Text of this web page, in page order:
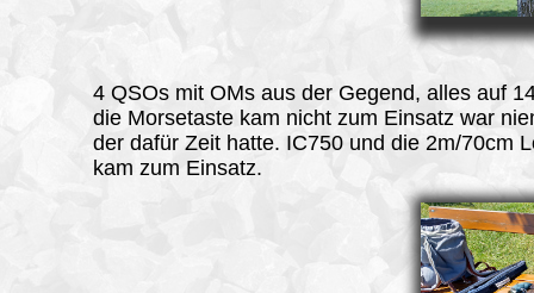
4 QSOs mit OMs aus der Gegend, alles auf
die Morsetaste kam nicht zum Einsatz war
der dafür Zeit hatte. IC750 und die 2m/70cm
kam zum Einsatz.